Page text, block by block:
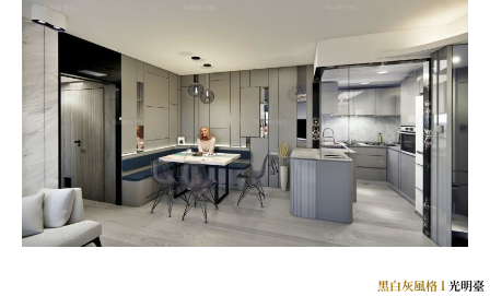
黑白灰風格 l光明臺